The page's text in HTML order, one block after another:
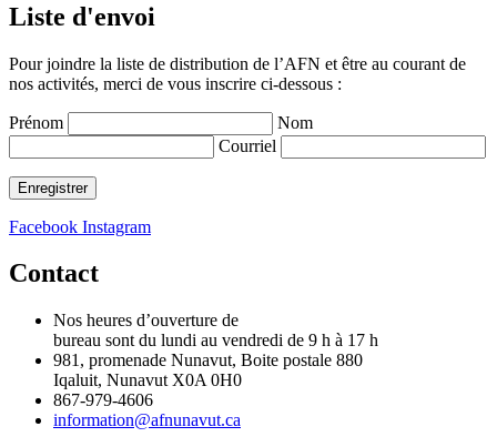
Liste d'envoi
Pour joindre la liste de distribution de l’AFN et être au courant de
nos activités, merci de vous inscrire ci-dessous :
Prénom
Nom
Courriel
Facebook Instagram
Contact
Nos heures d’ouverture de
bureau sont du lundi au vendredi de 9 h à 17 h
981, promenade Nunavut, Boite postale 880
Iqaluit, Nunavut X0A 0H0
867-979-4606
information@afnunavut.ca